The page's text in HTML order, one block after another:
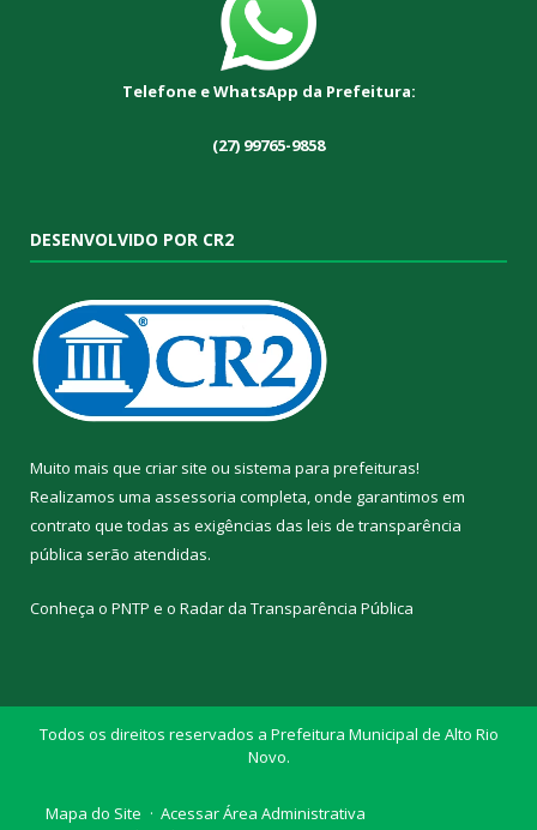
Telefone e WhatsApp da Prefeitura:
(27) 99765-9858
DESENVOLVIDO POR CR2
Muito mais que criar site ou sistema para prefeituras!
Realizamos uma assessoria completa, onde garantimos em
contrato que todas as exigências das leis de transparência
pública serão atendidas.
Conheça o PNTP e o Radar da Transparência Pública
Todos os direitos reservados a Prefeitura Municipal de Alto Rio
Novo.
Mapa do Site
Acessar Área Administrativa